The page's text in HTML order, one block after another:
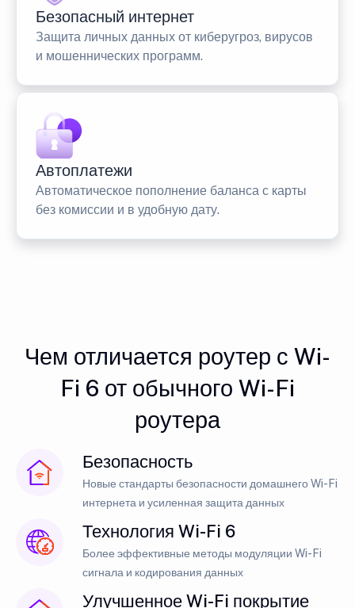
Безопасный интернет
Защита личных данных от киберугроз, вирусов
и мошеннических программ.
Автоплатежи
Автоматическое пополнение баланса с карты
без комиссии и в удобную дату.
Чем отличается роутер с Wi-
Fi 6 от обычного Wi-Fi
роутера
Безопасность
Новые стандарты безопасности домашнего Wi-Fi
интернета и усиленная защита данных
Технология Wi-Fi 6
Более эффективные методы модуляции Wi-Fi
сигнала и кодирования данных
Улучшенное Wi-Fi покрытие